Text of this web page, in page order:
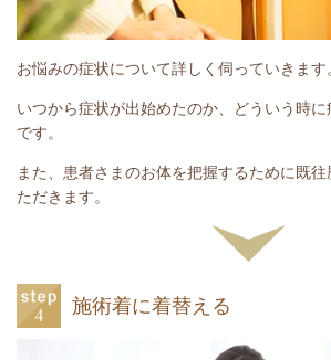
お悩みの症状について詳しく伺っていきます
いつから症状が出始めたのか、どういう時
です。
また、患者さまのお体を把握するために既
ただきます。
施術着に着替える